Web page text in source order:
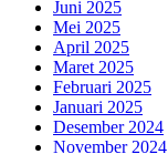
Juni 2025
Mei 2025
April 2025
Maret 2025
Februari 2025
Januari 2025
Desember 2024
November 2024